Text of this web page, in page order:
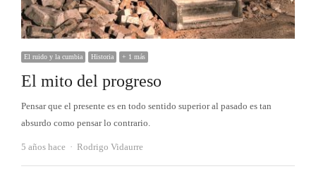
El ruido y la cumbia Historia + 1 más
El mito del progreso
Pensar que el presente es en todo sentido superior al pasado es tan
absurdo como pensar lo contrario.
5 años hace Autor
Rodrigo Vidaurre